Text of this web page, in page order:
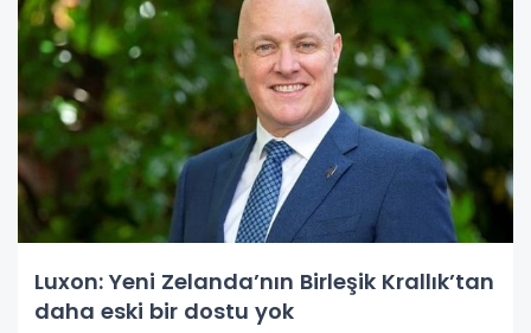
Luxon: Yeni Zelanda’nın Birleşik Krallık’tan
daha eski bir dostu yok